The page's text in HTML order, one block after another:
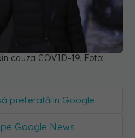
cauza COVID-19. Foto:
preferată în Google
Google News